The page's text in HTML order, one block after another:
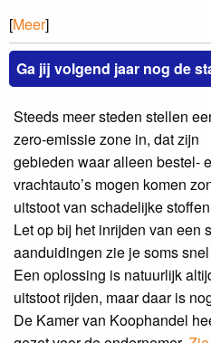
[Meer]
Ga jij volgend jaar nog de
Steeds meer steden stellen
zero-emissie zone in, dat zijn
gebieden waar alleen bestel-
vrachtauto’s mogen komen
uitstoot van schadelijke
Let op bij het inrijden van een
aanduidingen zie je soms
Een oplossing is natuurlijk
uitstoot rijden, maar daar is
De Kamer van Koophandel